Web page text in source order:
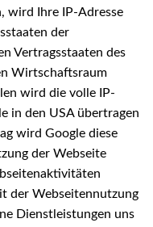
wird Ihre IP-Adresse
der
Vertragsstaaten des
Wirtschaftsraum
wird die volle IP-
in den USA übertragen
wird Google diese
der Webseite
der Webseitennutzung
Dienstleistungen uns